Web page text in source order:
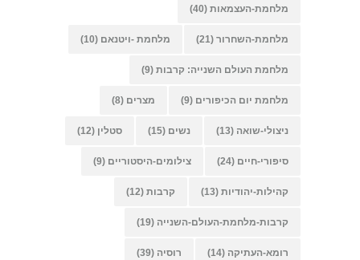
מלחמת-העצמאות (40)
מלחמת-השחרור (21) מלחמת -ויטנאם (10)
מלחמת העולם השנייה: קרבות (9)
מלחמת יום הכיפורים (9) מצרים (8)
ניצולי-שואה (13) נשים (15) סטלין (12)
סיפורי-חיים (24) צילומים-היסטוריים (9)
קהילות-יהודיות (13) קרבות (12)
קרבות-מלחמת-העולם-השנייה (19)
רומא-העתיקה (14) רוסיה (39)